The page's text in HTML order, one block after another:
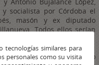
Antonio Bujalance López,
socialista por Córdoba el
masón y ex diputado
Todos ellos serían
la mañana del 28 de julio
tecnologías similares para
personales como su visita